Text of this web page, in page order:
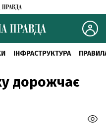
ІНФРАСТРУКТУРА
дорожчає